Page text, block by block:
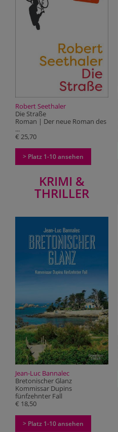
Robert Seethaler
Die Straße
Roman | Der neue Roman des
...
€ 25,70
> Platz 1-10 ansehen
KRIMI &
THRILLER
Jean-Luc Bannalec
Bretonischer Glanz
Kommissar Dupins
fünfzehnter Fall
€ 18,50
> Platz 1-10 ansehen